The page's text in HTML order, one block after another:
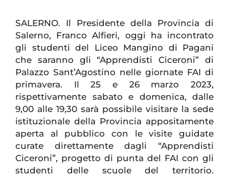
SALERNO. Il Presidente della Provincia di
Salerno, Franco Alfieri, oggi ha incontrato
gli studenti del Liceo Mangino di Pagani
che saranno gli “Apprendisti Ciceroni” di
Palazzo Sant’Agostino nelle giornate FAI di
primavera. Il 25 e 26 marzo 2023,
rispettivamente sabato e domenica, dalle
9,00 alle 19,30 sarà possibile visitare la sede
istituzionale della Provincia appositamente
aperta al pubblico con le visite guidate
curate direttamente dagli “Apprendisti
Ciceroni”, progetto di punta del FAI con gli
studenti delle scuole del territorio.